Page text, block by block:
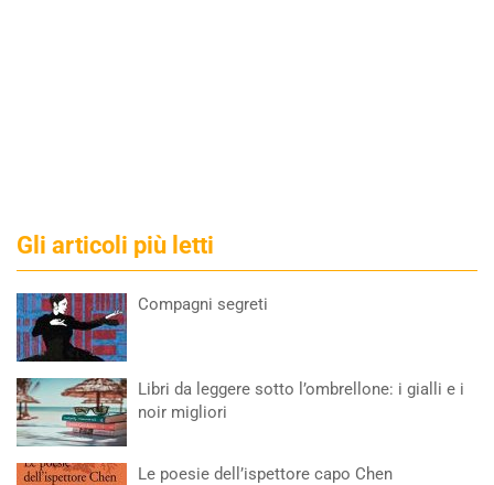
Gli articoli più letti
Compagni segreti
Libri da leggere sotto l’ombrellone: i gialli e i
noir migliori
Le poesie dell’ispettore capo Chen